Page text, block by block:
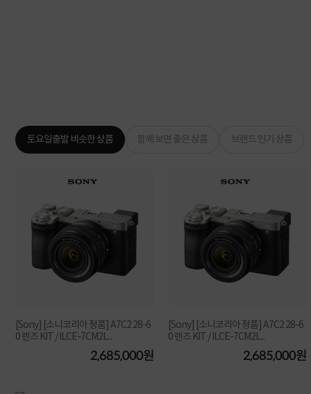
토요일출발 비슷한 상품 함께 보면 좋은 상품 브랜드 인기 상품
[Sony] [소니코리아 정품] A7C2 28-6
0 렌즈 KIT / ILCE-7CM2L...
2,685,000원
[Sony] [소니코리아 정품] A7C2 28-6
0 렌즈 KIT / ILCE-7CM2L...
2,685,000원